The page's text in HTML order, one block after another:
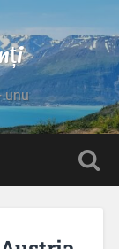
unu